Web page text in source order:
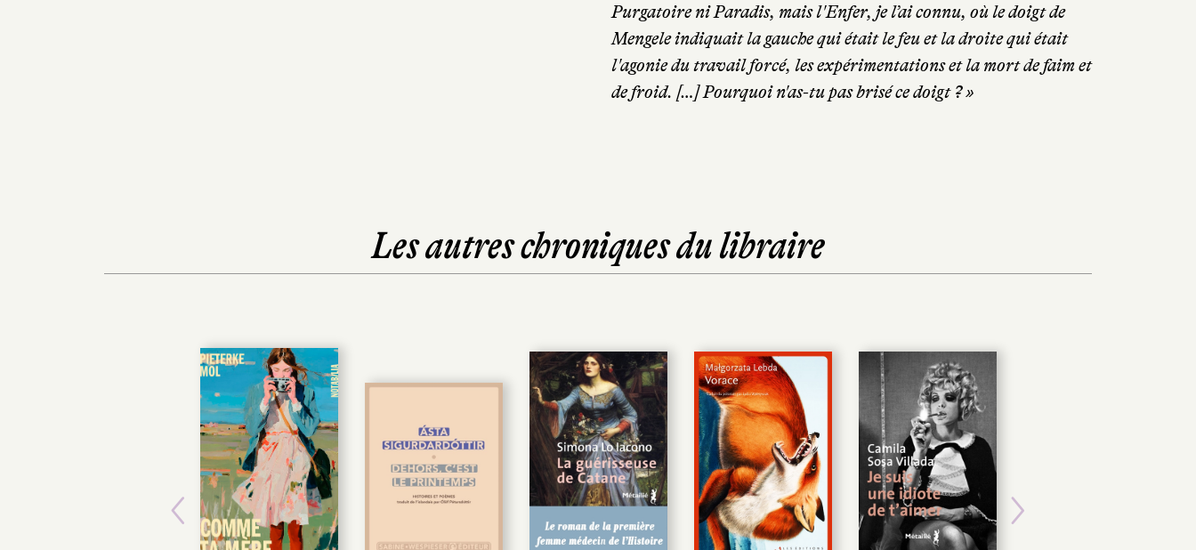
Purgatoire ni Paradis, mais l'Enfer, je l’ai connu, où le doigt de
Mengele indiquait la gauche qui était le feu et la droite qui était
l'agonie du travail forcé, les expérimentations et la mort de faim et
de froid. […] Pourquoi n'as-tu pas brisé ce doigt ? »
Les autres chroniques du libraire
Previous